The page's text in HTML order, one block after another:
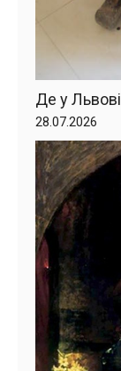
Де у
28.07.2026